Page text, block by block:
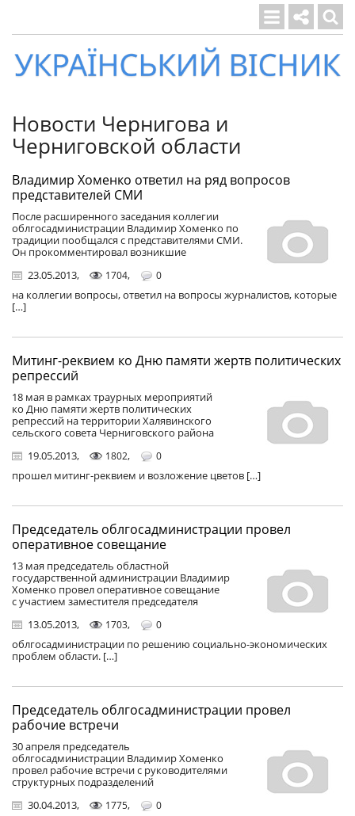
Український
вісник
Новости Чернигова и
Черниговской области
Владимир Хоменко ответил на ряд вопросов
представителей СМИ
23.05.2013, 1704, 0
После расширенного заседания коллегии
облгосадминистрации Владимир Хоменко по
традиции пообщался с представителями СМИ.
Он прокомментировал возникшие
на коллегии вопросы, ответил на вопросы журналистов, которые
[…]
Митинг-реквием ко Дню памяти жертв политических
репрессий
19.05.2013, 1802, 0
18 мая в рамках траурных мероприятий
ко Дню памяти жертв политических
репрессий на территории Халявинского
сельского совета Черниговского района
прошел митинг-реквием и возложение цветов […]
Председатель облгосадминистрации провел
оперативное совещание
13.05.2013, 1703, 0
13 мая председатель областной
государственной администрации Владимир
Хоменко провел оперативное совещание
с участием заместителя председателя
облгосадминистрации по решению социально-экономических
проблем области. […]
Председатель облгосадминистрации провел
рабочие встречи
30.04.2013, 1775, 0
30 апреля председатель
облгосадминистрации Владимир Хоменко
провел рабочие встречи с руководителями
структурных подразделений